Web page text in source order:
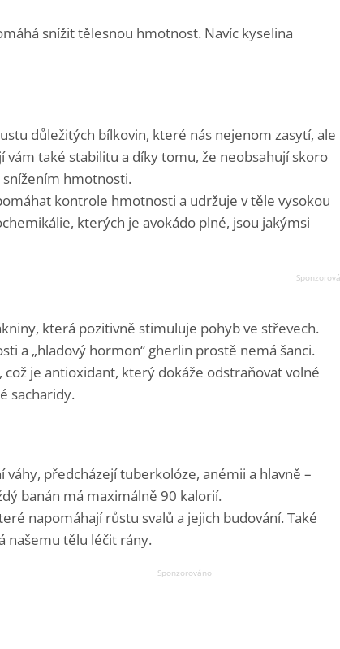
snížit tělesnou hmotnost. Navíc kyselina
důležitých bílkovin, které nás nejenom zasytí, ale
vám také stabilitu a díky tomu, že neobsahují skoro
hmotnosti.
kontrole hmotnosti a udržuje v těle vysokou
kterých je avokádo plné, jsou jakýmsi
která pozitivně stimuluje pohyb ve střevech.
a „hladový hormon“ gherlin prostě nemá šanci.
což je antioxidant, který dokáže odstraňovat volné
sacharidy.
váhy, předcházejí tuberkolóze, anémii a hlavně –
banán má maximálně 90 kalorií.
napomáhají růstu svalů a jejich budování. Také
našemu tělu léčit rány.